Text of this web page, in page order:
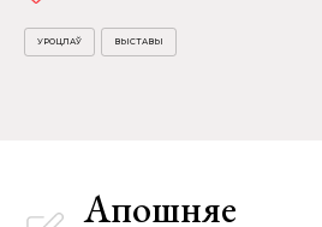
УРОЦЛАЎ ВЫСТАВЫ
Апошняе